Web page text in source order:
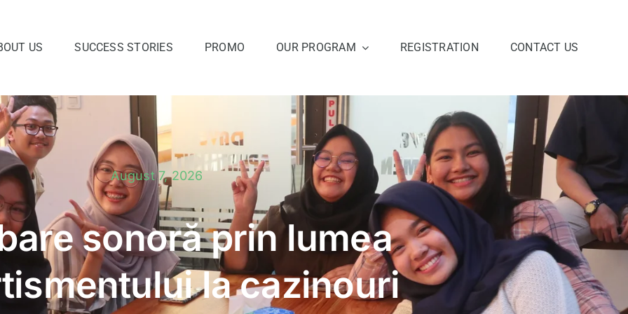
US SUCCESS STORIES PROMO OUR PROGRAM REGISTRATION CONTACT US
August 7, 2026
sonoră prin lumea
la cazinouri